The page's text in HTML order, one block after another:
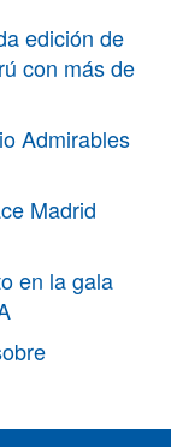
edición de
con más de
Admirables
Madrid
en la gala